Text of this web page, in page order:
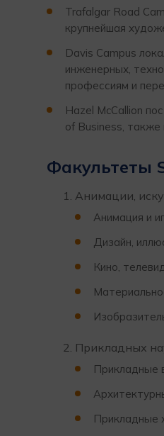
Trafalgar Road
крупнейшая
Davis Campus
инженерных,
профессиям и
Hazel McCallion
of Business, также
Факультеты
Анимации,
Анимация и
Дизайн,
Кино,
Прикладных
Прикладные
Прикладные